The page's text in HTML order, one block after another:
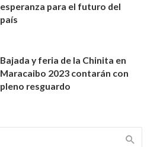
esperanza para el futuro del
país
Bajada y feria de la Chinita en
Maracaibo 2023 contarán con
pleno resguardo